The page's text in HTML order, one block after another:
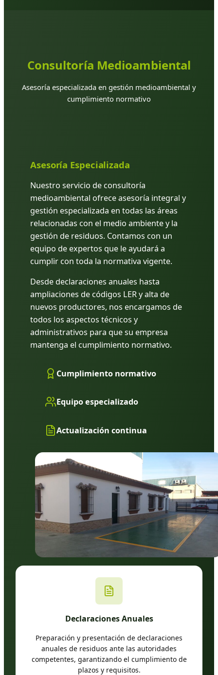
Consultoría Medioambiental
Asesoría especializada en gestión medioambiental y
cumplimiento normativo
Asesoría Especializada
Nuestro servicio de consultoría
medioambiental ofrece asesoría integral y
gestión especializada en todas las áreas
relacionadas con el medio ambiente y la
gestión de residuos. Contamos con un
equipo de expertos que le ayudará a
cumplir con toda la normativa vigente.
Desde declaraciones anuales hasta
ampliaciones de códigos LER y alta de
nuevos productores, nos encargamos de
todos los aspectos técnicos y
administrativos para que su empresa
mantenga el cumplimiento normativo.
Cumplimiento normativo
Equipo especializado
Actualización continua
Declaraciones Anuales
Preparación y presentación de declaraciones
anuales de residuos ante las autoridades
competentes, garantizando el cumplimiento de
plazos y requisitos.